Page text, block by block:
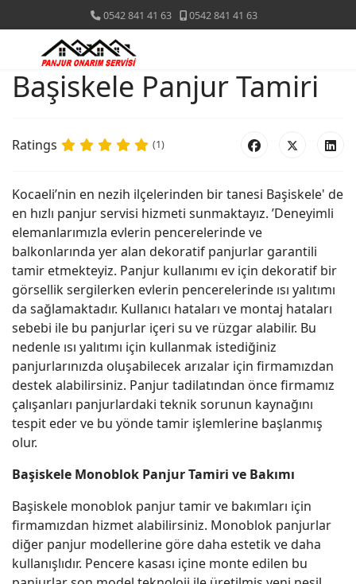
0542 841 41 63 0542 841 41 63
Başiskele Panjur Tamiri
Ratings (1)
Kocaeli’nin en nezih ilçelerinden bir tanesi Başiskele' de
en hızlı panjur servisi hizmeti sunmaktayız. ’Deneyimli
elemanlarımızla evlerin pencerelerinde ve
balkonlarında yer alan dekoratif panjurlar garantili
tamir etmekteyiz. Panjur kullanımı ev için dekoratif bir
görsellik sergilerken evlerin pencerelerinde ısı yalıtımı
da sağlamaktadır. Kullanıcı hataları ve montaj hataları
sebebi ile bu panjurlar içeri su ve rüzgar alabilir. Bu
nedenle ısı yalıtımı için kullanmak istediğiniz
panjurlarınızda oluşabilecek arızalar için firmamızdan
destek alabilirsiniz. Panjur tadilatından önce firmamız
çalışanları panjurlardaki teknik sorunun kaynağını
tespit eder ve bu yönde tamir işlemlerine başlanmış
olur.
Başiskele Monoblok Panjur Tamiri ve Bakımı
Başiskele monoblok panjur tamir ve bakımları için
firmamızdan hizmet alabilirsiniz. Monoblok panjurlar
diğer panjur modellerine göre daha estetik ve daha
kullanışlıdır. Pencere kasası içine monte edilen bu